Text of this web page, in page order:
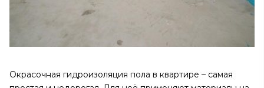
Окрасочная гидроизоляция пола в квартире – самая